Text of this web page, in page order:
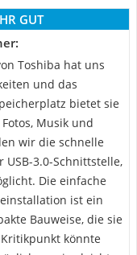
GUT
Toshiba hat uns
und das
bietet sie
Musik und
wir die schnelle
3.0-Schnittstelle,
Die einfache
ist ein
Bauweise, die sie
könnte